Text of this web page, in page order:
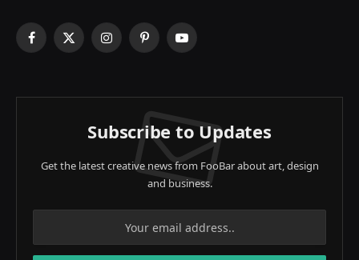
Facebook
X
InstagramPinterestYouTube
Subscribe to Updates
Get the latest creative news from FooBar about art, design
and business.